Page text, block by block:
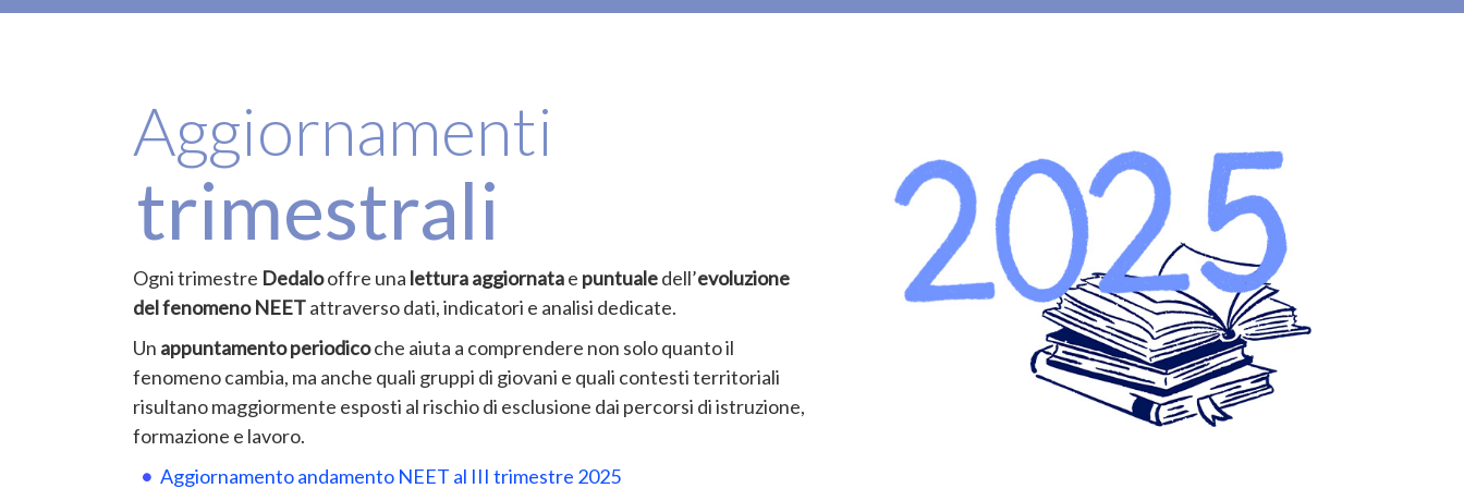
Aggiornamenti
trimestrali
Ogni trimestre Dedalooffre una lettura aggiornatae puntualedell’evoluzione
del fenomeno NEETattraverso dati, indicatori e analisi dedicate.
Un appuntamento periodicoche aiuta a comprendere non solo quanto il
fenomeno cambia, ma anche quali gruppi di giovani e quali contesti territoriali
risultano maggiormente esposti al rischio di esclusione dai percorsi di istruzione,
formazione e lavoro.
Aggiornamento andamento NEET al III trimestre 2025